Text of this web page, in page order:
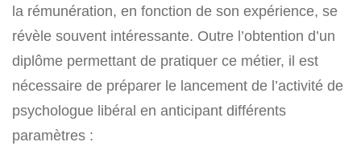
la rémunération, en fonction de son expérience, se
révèle souvent intéressante. Outre l’obtention d’un
diplôme permettant de pratiquer ce métier, il est
nécessaire de préparer le lancement de l’activité de
psychologue libéral en anticipant différents
paramètres :